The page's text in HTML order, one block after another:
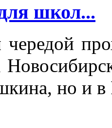
школ...
чередой
но и в